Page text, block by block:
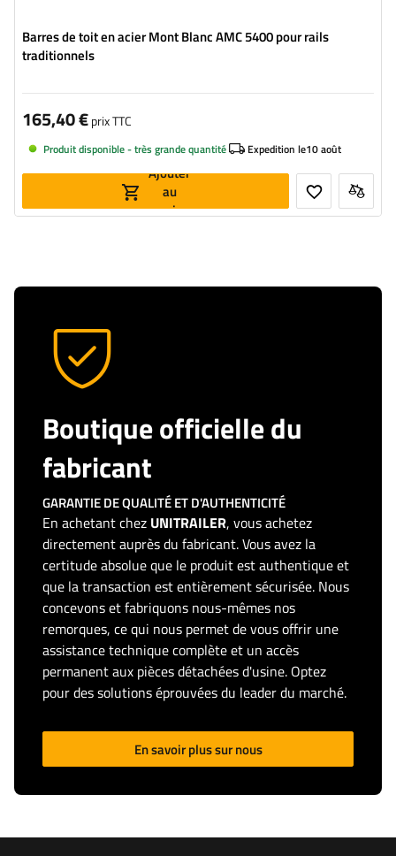
Barres de toit en acier Mont Blanc AMC 5400 pour rails
traditionnels
165,40 €prix TTC
Produit disponible - très grande quantité Expedition le10 août
Ajouter
au
panier
Boutique officielle du
fabricant
GARANTIE DE QUALITÉ ET D'AUTHENTICITÉ
En achetant chez UNITRAILER, vous achetez
directement auprès du fabricant. Vous avez la
certitude absolue que le produit est authentique et
que la transaction est entièrement sécurisée. Nous
concevons et fabriquons nous-mêmes nos
remorques, ce qui nous permet de vous offrir une
assistance technique complète et un accès
permanent aux pièces détachées d'usine. Optez
pour des solutions éprouvées du leader du marché.
En savoir plus sur nous